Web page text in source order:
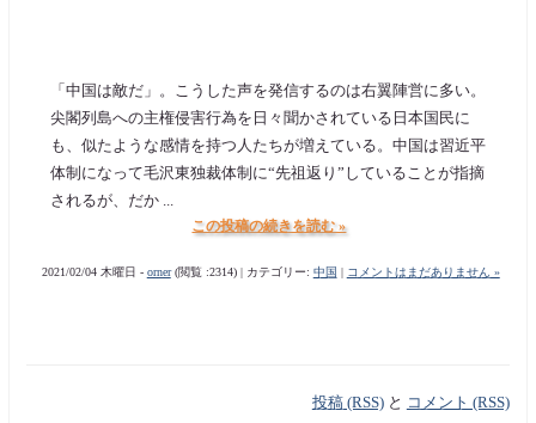
「中国は敵だ」。こうした声を発信するのは右翼陣営に多い。
尖閣列島への主権侵害行為を日々聞かされている日本国民に
も、似たような感情を持つ人たちが増えている。中国は習近平
体制になって毛沢東独裁体制に“先祖返り”していることが指摘
されるが、だか ...
この投稿の続きを読む »
2021/02/04 木曜日 - orner(閲覧 :2314) | カテゴリー: 中国 コメントはまだありません »
投稿 (RSS)と コメント (RSS)